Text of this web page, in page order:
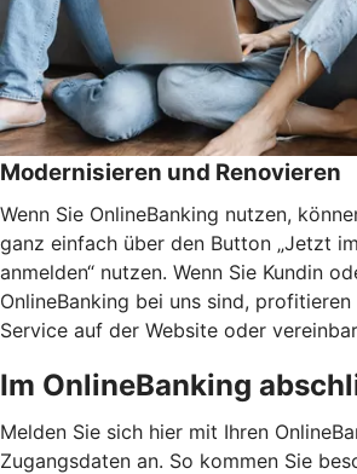
Modernisieren und Renovieren
Wenn Sie OnlineBanking nutzen,
ganz einfach über den Button „Jetzt
anmelden“ nutzen. Wenn Sie Kundin
OnlineBanking bei uns sind,
Service auf der Website oder
Im OnlineBanking
Melden Sie sich hier mit Ihren
Zugangsdaten an. So kommen Sie